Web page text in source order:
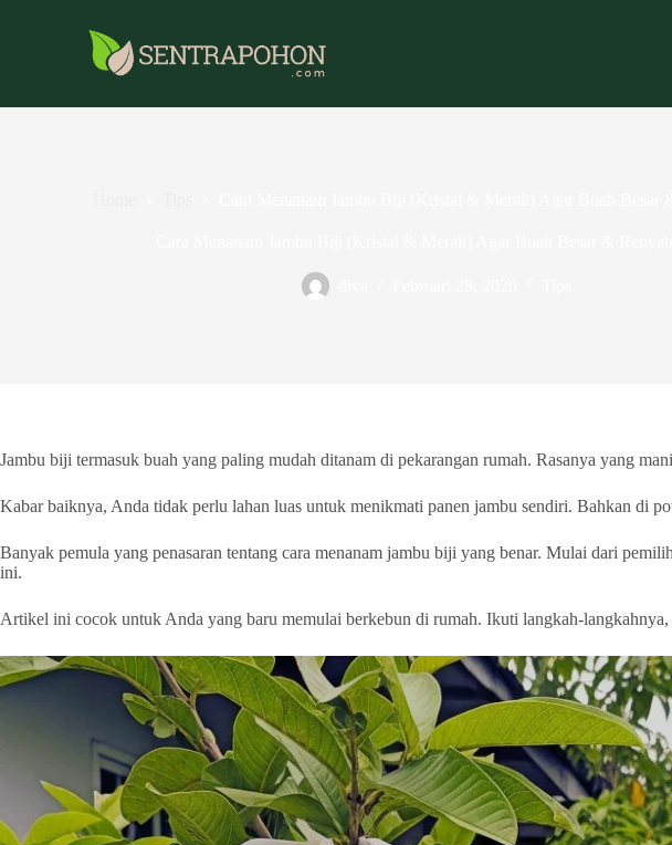
Jambu biji termasuk buah yang paling mudah ditanam di pekarangan rumah. Rasanya yang
Kabar baiknya, Anda tidak perlu lahan luas untuk menikmati panen jambu sendiri. Bahkan di
Banyak pemula yang penasaran tentang cara menanam jambu biji yang benar. Mulai dari
ini.
Artikel ini cocok untuk Anda yang baru memulai berkebun di rumah. Ikuti langkah-